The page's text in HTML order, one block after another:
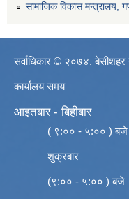
सामाजिक विकास मन्त्रालय,
सर्वाधिकार © २०७४. बेसीशहर
कार्यालय समय
आइतबार - बिहीबार
( ९:०० - ५:०० ) बजे
शुक्रबार
(९:०० - ५:०० ) बजे